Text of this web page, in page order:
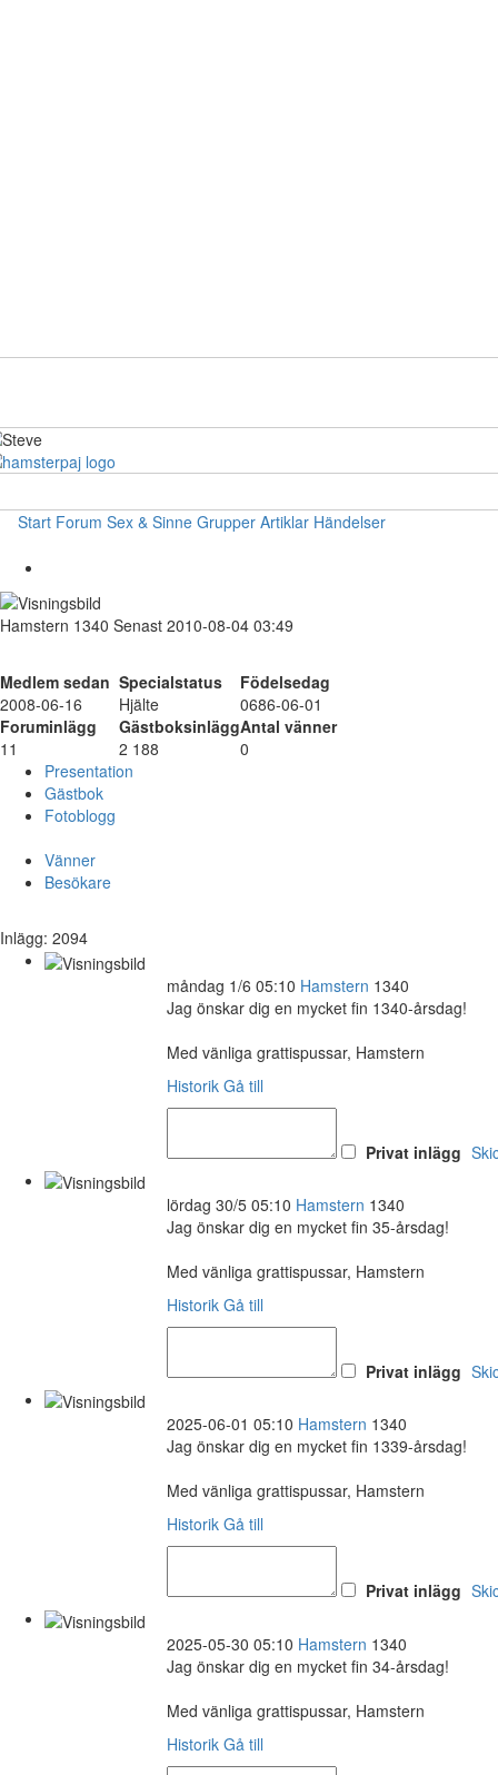
Start Forum Sex & Sinne Grupper Artiklar Händelser
Hamstern 1340 Senast 2010-08-04 03:49
Medlem sedan Specialstatus
Födelsedag
2008-06-16
Hjälte
0686-06-01
Foruminlägg
GästboksinläggAntal vänner
11
2 188
0
Presentation
Gästbok
Fotoblogg
Vänner
Besökare
Inlägg: 2094
måndag 1/6 05:10 Hamstern 1340
Jag önskar dig en mycket fin 1340-årsdag!
Med vänliga grattispussar, Hamstern
Historik Gå till
Privat inlägg
lördag 30/5 05:10 Hamstern 1340
Jag önskar dig en mycket fin 35-årsdag!
Med vänliga grattispussar, Hamstern
Historik Gå till
Privat inlägg
2025-06-01 05:10 Hamstern 1340
Jag önskar dig en mycket fin 1339-årsdag!
Med vänliga grattispussar, Hamstern
Historik Gå till
Privat inlägg
2025-05-30 05:10 Hamstern 1340
Jag önskar dig en mycket fin 34-årsdag!
Med vänliga grattispussar, Hamstern
Historik Gå till